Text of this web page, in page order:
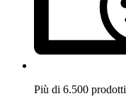
Più di 6.500 prodotti